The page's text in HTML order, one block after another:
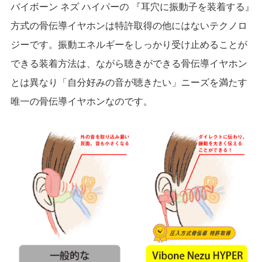
バイボーン ネズ ハイパーの 『耳穴に振動子を装着する』
方式の骨伝導イヤホンは特許取得の他にはないテクノロ
ジーです。振動エネルギーをしっかり受け止めることが
できる装着方法は、ながら聴きができる骨伝導イヤホン
とは異なり「自分好みの音が聴きたい」ニーズを満たす
唯一の骨伝導イヤホンなのです。